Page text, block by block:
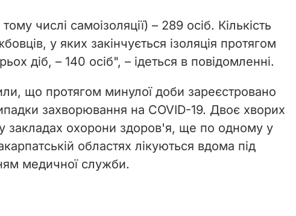
i
d
e
o
тому числі самоізоляції) – 289 осіб. Кількість
у яких закінчується ізоляція протягом
діб, – 140 осіб", – ідеться в повідомленні.
що протягом минулої доби зареєстровано
захворювання на COVID-19. Двоє хворих
закладах охорони здоров'я, ще по одному у
областях лікуються вдома під
медичної служби.